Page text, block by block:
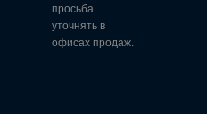
просьба
уточнять в
офисах продаж.